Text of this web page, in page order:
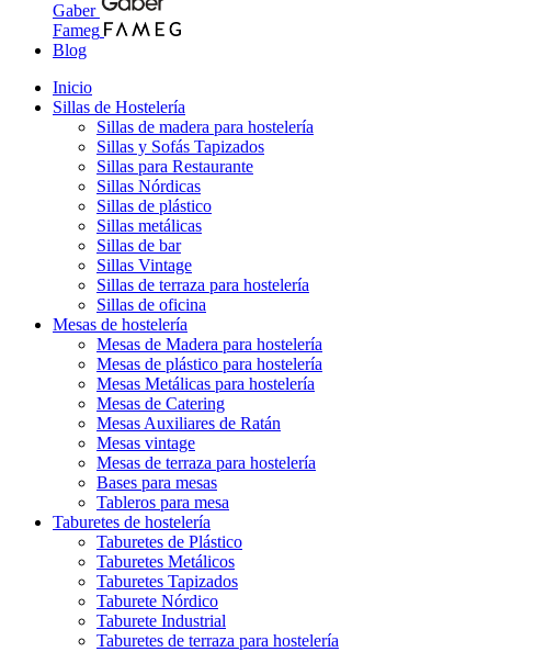
Gaber
Fameg
Blog
Inicio
Sillas de Hostelería
Sillas de madera para hostelería
Sillas y Sofás Tapizados
Sillas para Restaurante
Sillas Nórdicas
Sillas de plástico
Sillas metálicas
Sillas de bar
Sillas Vintage
Sillas de terraza para hostelería
Sillas de oficina
Mesas de hostelería
Mesas de Madera para hostelería
Mesas de plástico para hostelería
Mesas Metálicas para hostelería
Mesas de Catering
Mesas Auxiliares de Ratán
Mesas vintage
Mesas de terraza para hostelería
Bases para mesas
Tableros para mesa
Taburetes de hostelería
Taburetes de Plástico
Taburetes Metálicos
Taburetes Tapizados
Taburete Nórdico
Taburete Industrial
Taburetes de terraza para hostelería